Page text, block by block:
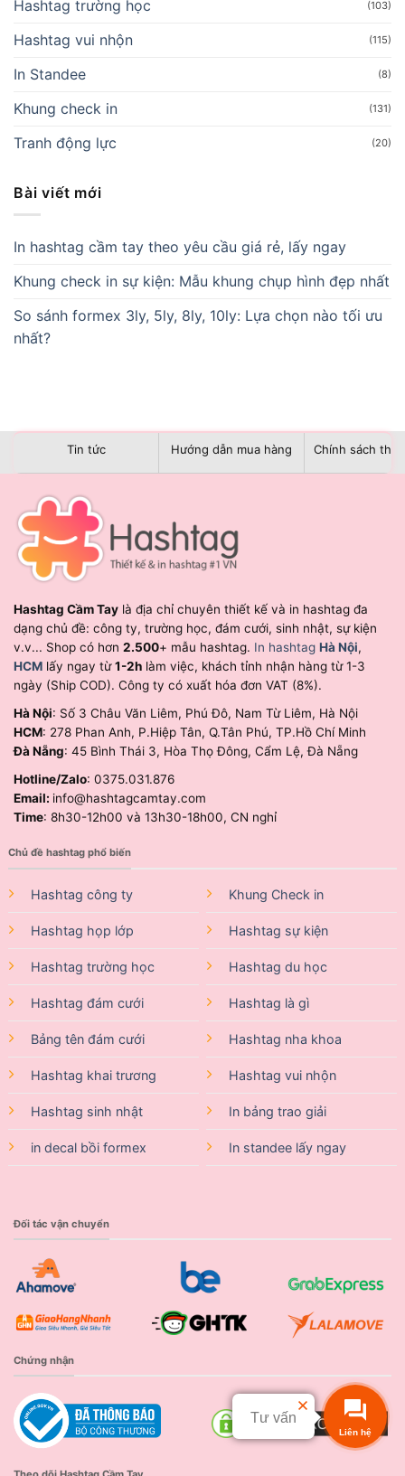
Hashtag trường học (103)
Hashtag vui nhộn (115)
In Standee (8)
Khung check in (131)
Tranh động lực (20)
Bài viết mới
In hashtag cầm tay theo yêu cầu giá rẻ, lấy ngay
Khung check in sự kiện: Mẫu khung chụp hình đẹp nhất
So sánh formex 3ly, 5ly, 8ly, 10ly: Lựa chọn nào tối ưu
nhất?
Tin tức Hướng dẫn mua hàng Chính sách
Hashtag Cầm Tay là địa chỉ chuyên thiết kế và in hashtag đa
dạng chủ đề: công ty, trường học, đám cưới, sinh nhật, sự kiện
v.v... Shop có hơn 2.500+ mẫu hashtag. In hashtag Hà Nội,
HCM lấy ngay từ1-2h làm việc, khách tỉnh nhận hàng từ 1-3
ngày (Ship COD). Công ty có xuất hóa đơn VAT (8%).
Hà Nội: Số 3 Châu Văn Liêm, Phú Đô, Nam Từ Liêm, Hà Nội
HCM: 278 Phan Anh, P.Hiệp Tân, Q.Tân Phú, TP.Hồ Chí Minh
Đà Nẵng: 45 Bình Thái 3, Hòa Thọ Đông, Cẩm Lệ, Đà Nẵng
Hotline/Zalo: 0375.031.876
Email: info@hashtagcamtay.com
Time: 8h30-12h00 và 13h30-18h00, CN nghỉ
Chủ đề hashtag phổ biến
Hashtag công ty
Hashtag họp lớp
Hashtag trường học
Hashtag đám cưới
Bảng tên đám cưới
Hashtag khai trương
Hashtag sinh nhật
in decal bồi formex
Khung Check in
Hashtag sự kiện
Hashtag du học
Hashtag là gì
Hashtag nha khoa
Hashtag vui nhộn
In bảng trao giải
In standee lấy ngay
Đối tác vận chuyển
Chứng nhận
Liên hệ
Tư vấn